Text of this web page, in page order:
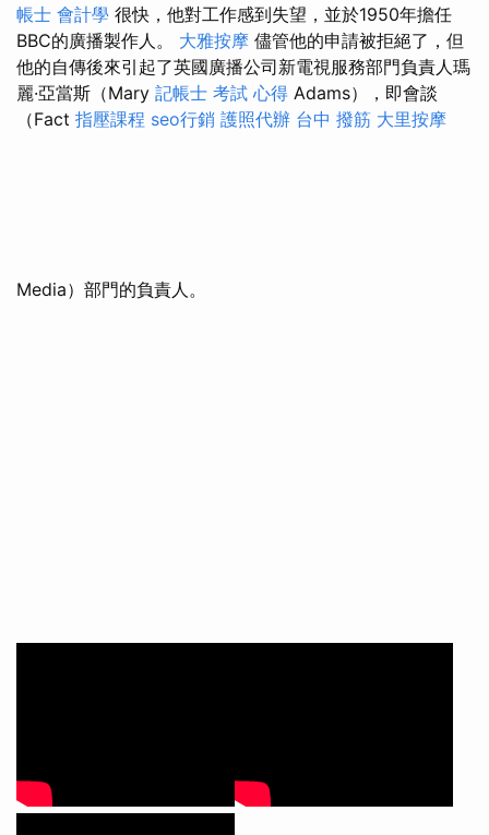
帳士 會計學 很快，他對工作感到失望，並於1950年擔任
BBC的廣播製作人。 大雅按摩 儘管他的申請被拒絕了，但
他的自傳後來引起了英國廣播公司新電視服務部門負責人瑪
麗·亞當斯（Mary 記帳士 考試 心得 Adams），即會談
（Fact 指壓課程 seo行銷 護照代辦 台中 撥筋 大里按摩
Media）部門的負責人。